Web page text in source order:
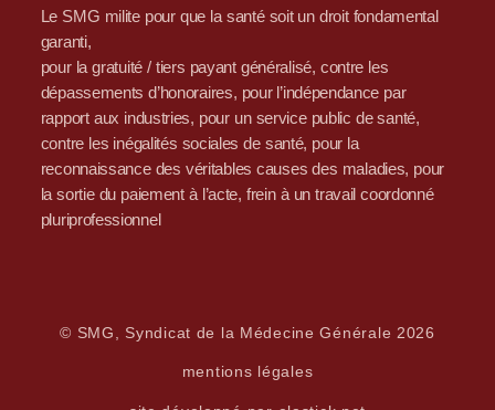
Le SMG milite pour que la santé soit un droit fondamental
garanti,
pour la gratuité / tiers payant généralisé, contre les
dépassements d’honoraires, pour l’indépendance par
rapport aux industries, pour un service public de santé,
contre les inégalités sociales de santé, pour la
reconnaissance des véritables causes des maladies, pour
la sortie du paiement à l’acte, frein à un travail coordonné
pluriprofessionnel
© SMG, Syndicat de la Médecine Générale 2026
mentions légales